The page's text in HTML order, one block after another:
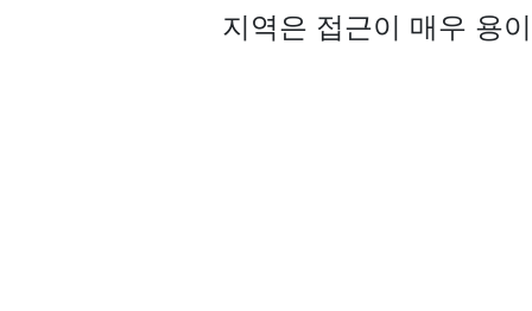
지역은 접근이 매우 용